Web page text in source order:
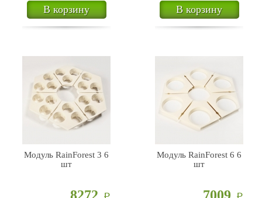
В корзину В корзину
Модуль RainForest 3 6
шт
Р
Модуль RainForest 6 6
шт
Р